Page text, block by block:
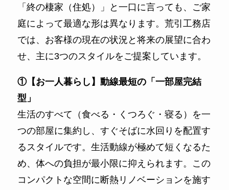
「終の棲家（住処）」と一口に言っても、ご家
庭によって最適な形は異なります。荒引工務店
では、お客様の現在の状況と将来の展望に合わ
せ、主に3つのスタイルをご提案しています。
①【お一人暮らし】動線最短の「一部屋完結
型」
生活のすべて（食べる・くつろぐ・寝る）を一
つの部屋に集約し、すぐそばに水回りを配置す
るスタイルです。生活動線が極めて短くなるた
め、体への負担が最小限に抑えられます。この
コンパクトな空間に断熱リノベーションを施す